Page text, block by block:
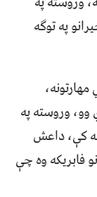
په توګه
وو، وروسته په
کې، داعش
فابریکه وه چې